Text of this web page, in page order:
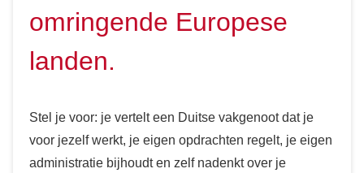
omringende Europese
landen.
Stel je voor: je vertelt een Duitse vakgenoot dat je
voor jezelf werkt, je eigen opdrachten regelt, je eigen
administratie bijhoudt en zelf nadenkt over je